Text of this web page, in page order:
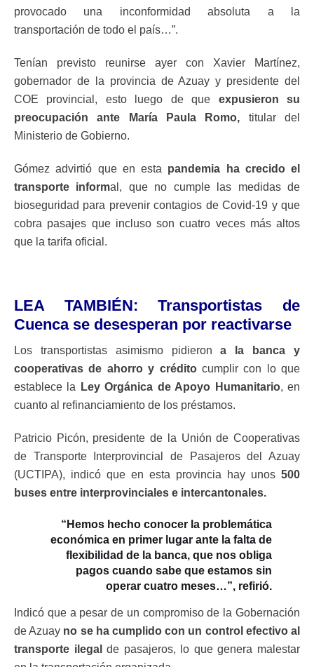
provocado una inconformidad absoluta a la
transportación de todo el país…”.
Tenían previsto reunirse ayer con Xavier Martínez,
gobernador de la provincia de Azuay y presidente del
COE provincial, esto luego de que expusieron su
preocupación ante María Paula Romo, titular del
Ministerio de Gobierno.
Gómez advirtió que en esta pandemia ha crecido el
transporte informal, que no cumple las medidas de
bioseguridad para prevenir contagios de Covid-19 y que
cobra pasajes que incluso son cuatro veces más altos
que la tarifa oficial.
LEA TAMBIÉN:Transportistas de
Cuenca se desesperan por reactivarse
Los transportistas asimismo pidierona la banca y
cooperativas de ahorro y créditocumplir con lo que
establece la
Ley Orgánica de Apoyo Humanitario, en
cuanto al refinanciamiento de los préstamos.
Patricio Picón, presidente de la Unión de Cooperativas
de Transporte Interprovincial de Pasajeros del Azuay
(UCTIPA), indicó que en esta provincia hay unos 500
buses entre interprovinciales e intercantonales.
“ Hemos hecho conocer la problemática
económica en primer lugar ante la falta de
flexibilidad de la banca, que nos obliga
pagos cuando sabe que estamos sin
operar cuatro meses…”, refirió.
Indicó que a pesar de un compromiso de la Gobernación
de Azuay no se ha cumplido con un control efectivo al
transporte ilegal de pasajeros, lo que genera malestar